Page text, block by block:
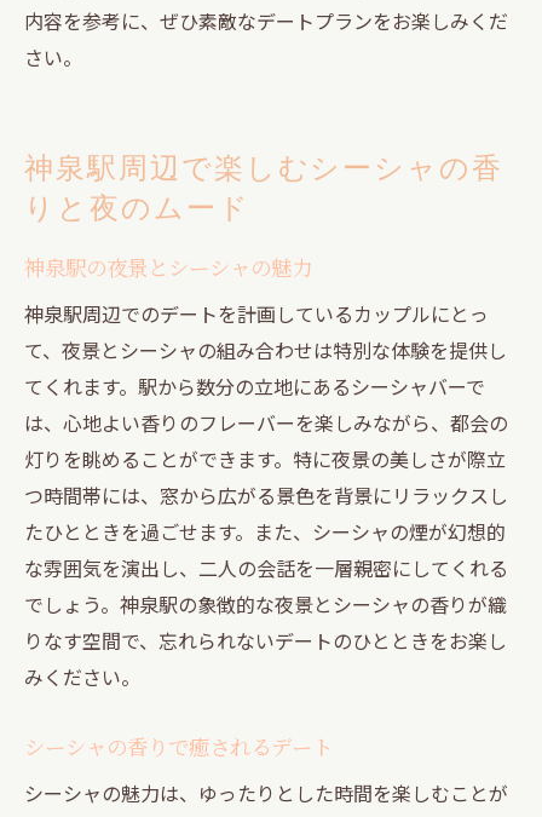
内容を参考に、ぜひ素敵なデートプランをお楽しみくだ
さい。
神泉駅周辺で楽しむシーシャの香
りと夜のムード
神泉駅の夜景とシーシャの魅力
神泉駅周辺でのデートを計画しているカップルにとっ
て、夜景とシーシャの組み合わせは特別な体験を提供し
てくれます。駅から数分の立地にあるシーシャバーで
は、心地よい香りのフレーバーを楽しみながら、都会の
灯りを眺めることができます。特に夜景の美しさが際立
つ時間帯には、窓から広がる景色を背景にリラックスし
たひとときを過ごせます。また、シーシャの煙が幻想的
な雰囲気を演出し、二人の会話を一層親密にしてくれる
でしょう。神泉駅の象徴的な夜景とシーシャの香りが織
りなす空間で、忘れられないデートのひとときをお楽し
みください。
シーシャの香りで癒されるデート
シーシャの魅力は、ゆったりとした時間を楽しむことが